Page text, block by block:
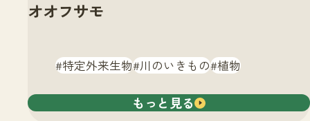
オオフサモ
特定外来生物 川のいきもの 植物
もっと見る